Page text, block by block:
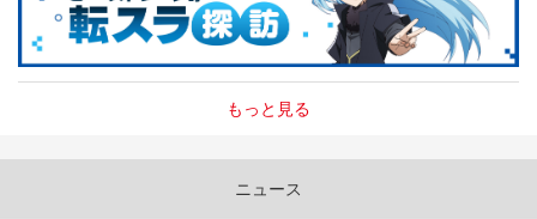
もっと見る
ニュース